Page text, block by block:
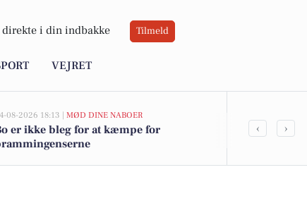
direkte i din indbakke Tilmeld
VEJRET
08-2026 18:13 | MØD DINE NABOER
er ikke bleg for at kæmpe for
Toiletpapir
‹ ›